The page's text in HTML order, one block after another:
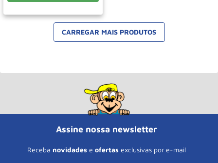
Assine nossa newsletter
Receba novidades e ofertas exclusivas por e-mail